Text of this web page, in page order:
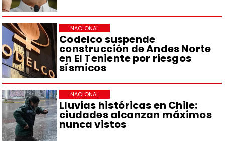
Codelco suspende
construcción de Andes Norte
en El Teniente por riesgos
sísmicos
NACIONAL
Lluvias históricas en Chile:
ciudades alcanzan máximos
nunca vistos
NACIONAL